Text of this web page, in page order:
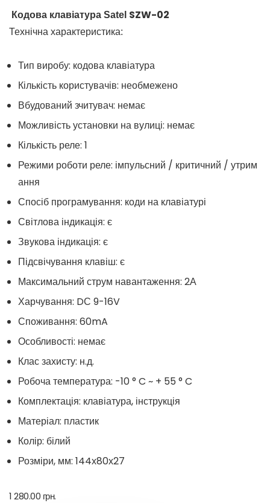
Кодова клавіатура Satel SZW-02
Технічна характеристика:
Тип виробу: кодова клавіатура
Кількість користувачів: необмежено
Вбудований зчитувач: немає
Можливість установки на вулиці: немає
Кількість реле: 1
Режими роботи реле: імпульсний / критичний / утрим
ання
Спосіб програмування: коди на клавіатурі
Світлова індикація: є
Звукова індикація: є
Підсвічування клавіш: є
Максимальний струм навантаження: 2А
Харчування: DС 9-16V
Споживання: 60mA
Особливості: немає
Клас захисту: н.д.
Робоча температура: -10 ° C ~ + 55 ° C
Комплектація: клавіатура, інструкція
Матеріал: пластик
Колір: білий
Розміри, мм: 144х80х27
1 280.00 грн.